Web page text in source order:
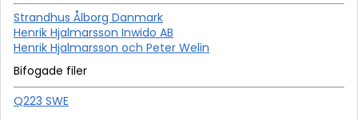
Strandhus Ålborg Danmark
Henrik Hjalmarsson Inwido AB
Henrik Hjalmarsson och Peter Welin
Bifogade filer
Q223 SWE